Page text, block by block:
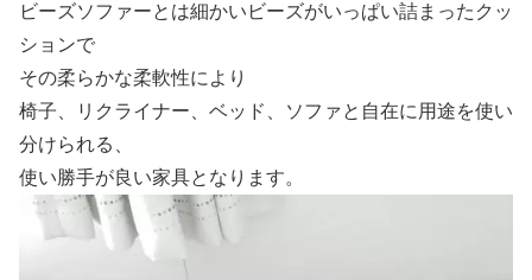
ビーズソファーとは細かいビーズがいっぱい詰まったクッ
ションで
その柔らかな柔軟性により
椅子、リクライナー、ベッド、ソファと自在に用途を使い
分けられる、
使い勝手が良い家具となります。